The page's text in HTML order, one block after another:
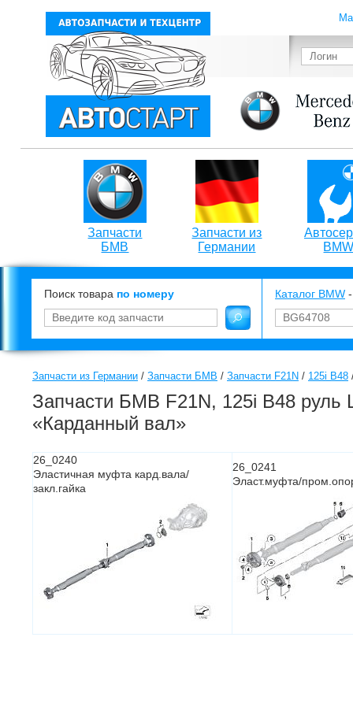
Запчасти
БМВ
Запчасти из
Германии
Поиск товара по номеру Каталог BMW
Запчасти из Германии / Запчасти БМВ / Запчасти F21N / 125i B48
Запчасти БМВ F21N, 125i B48 руль
«Карданный вал»
26_0240
Эластичная муфта кард.вала/
закл.гайка
26_0241
Эласт.муфта/